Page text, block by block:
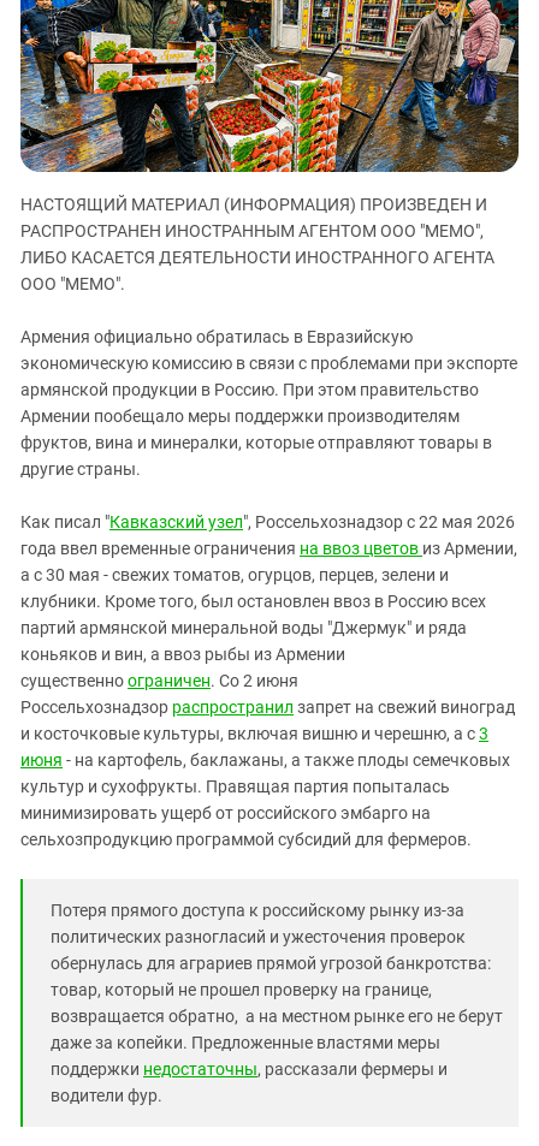
ЗАСТАВЛЯЕТ
КАВКАЗ ЗА ПАЛЕСТИНУ
ИНАКОМЫСЛИЕ В ЧЕЧНЕ
ПРЕСЛЕДОВАНИЕ АКТИВИСТОВ
МОБИЛИЗАЦИЯ И ПРОТЕСТЫ
Дагестан
Ингушетия
Кабардино-Балкария
Калмыкия
Карачаево-Черкесия
Краснодарский край
Российская Федерация
Северная Осетия - Алания
СКФО
Ставропольский край
Чечня
Южный Кавказ
ЮФО
НАСТОЯЩИЙ МАТЕРИАЛ (ИНФОРМАЦИЯ) ПРОИЗВЕДЕН И
РАСПРОСТРАНЕН ИНОСТРАННЫМ АГЕНТОМ ООО "МЕМО",
ЛИБО КАСАЕТСЯ ДЕЯТЕЛЬНОСТИ ИНОСТРАННОГО АГЕНТА
ООО "МЕМО".
Армения официально обратилась в Евразийскую
экономическую комиссию в связи с проблемами при экспорте
армянской продукции в Россию. При этом правительство
Армении пообещало меры поддержки производителям
фруктов, вина и минералки, которые отправляют товары в
другие страны.
Как писал "Кавказский узел", Россельхознадзор с 22 мая 2026
года ввел временные ограничения на ввоз цветов из Армении,
а с 30 мая - свежих томатов, огурцов, перцев, зелени и
клубники. Кроме того, был остановлен ввоз в Россию всех
партий армянской минеральной воды "Джермук" и ряда
коньяков и вин, а ввоз рыбы из Армении
существенноограничен. Со 2 июня
Россельхознадзор распространил запрет на свежий виноград
и косточковые культуры, включая вишню и черешню, а с3
июня - на картофель, баклажаны, а также плоды семечковых
культур и сухофрукты. Правящая партия попыталась
минимизировать ущерб от российского эмбарго на
сельхозпродукцию программой субсидий для фермеров.
Потеря прямого доступа к российскому рынку из-за
политических разногласий и ужесточения проверок
обернулась для аграриев прямой угрозой банкротства:
товар, который не прошел проверку на границе,
возвращается обратно, а на местном рынке его не берут
даже за копейки. Предложенные властями меры
поддержки недостаточны, рассказали фермеры и
водители фур.